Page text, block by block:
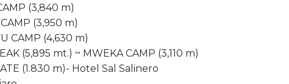
(3,840 m)
(3,950 m)
CAMP (4,630 m)
(5,895 mt.) ~ MWEKA CAMP (3,110 m)
(1.830 m)- Hotel Sal Salinero